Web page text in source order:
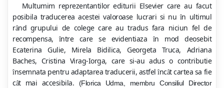
Multumim reprezentantilor editurii Elsevier care au facut
posibila traducerea acestei valoroase lucrari si nu în ultimul
rând grupului de colege care au tradus fara niciun fel de
recompensa,
între care se evidentiaza în mod deosebit
Ecaterina Gulie, Mirela Bidilica, Georgeta Truca, Adriana
Baches, Cristina Virag-Iorga, care si-au adus o contributie
însemnata pentru adaptarea traducerii, astfelîncât cartea sa fie
cât mai accesibila. (Florica Udma membru Consiliul Director